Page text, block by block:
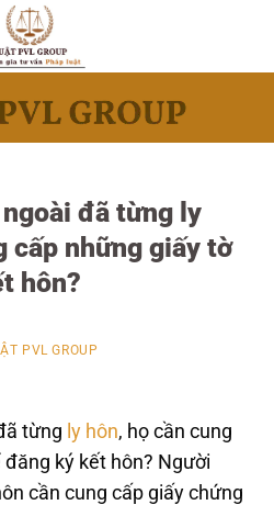
đã từng ly
cấp những giấy tờ
hôn?
PVL GROUP
từng ly hôn, họ cần cung
ký kết hôn? Người
cần cung cấp giấy chứng